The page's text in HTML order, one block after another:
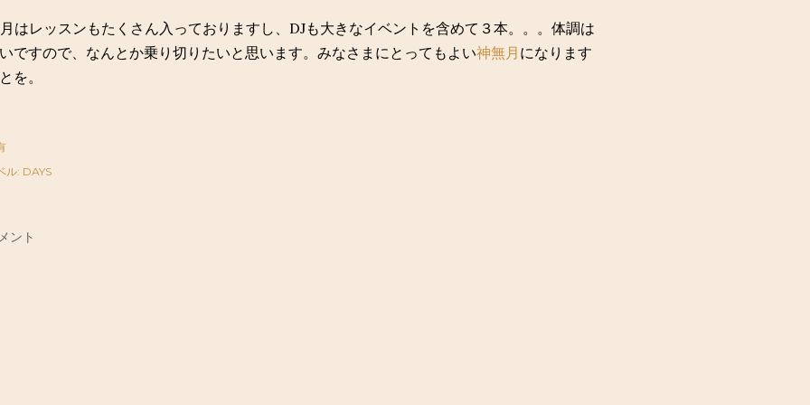
はレッスンもたくさん入っておりますし、DJも大きなイベントを含めて３本。。。体調は
ですので、なんとか乗り切りたいと思います。みなさまにとってもよい神無月 になります
を。
ル: DAYS
ント